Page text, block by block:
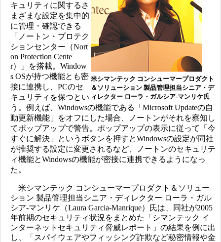
米シマンテック コンシューマープロダクト
＆ソリューション 製品管理担当シニア・デ
ィレクター ローラ・ガルシア-マンリケ氏
キュリティに関するさ
まざまな設定を集中的
に管理・確認できる
「ノートン・プロテク
ションセンター（Nort
on Protection Cente
r）」を搭載。Window
s OSが持つ機能とも密
接に連携し、PCのセ
キュリティを保つとい
う。例えば、Windowsの機能である「Microsoft Updateの自
動更新機能」をオフにした場合、ノートンがそれを察知し
てポップアップで警告。ポップアップの表示に従って「今
すぐに解決」というボタンを押すとWindowsの設定が同社
が推奨する設定に変更されるなど、ノートンのセキュリテ
ィ機能とWindowsの機能が密接に連携できるようになっ
た。
米シマンテック コンシューマープロダクト＆ソリュー
ション 製品管理担当シニア・ディレクター ローラ・ガル
シア-マンリケ（Laura Garcia-Manrique）氏は、同社が2005
年前期のセキュリティ状況をまとめた「シマンテック イ
ンターネットセキュリティ脅威レポート」の結果を例に出
し、「スパイウェアやフィッシング詐欺など秘密情報や金